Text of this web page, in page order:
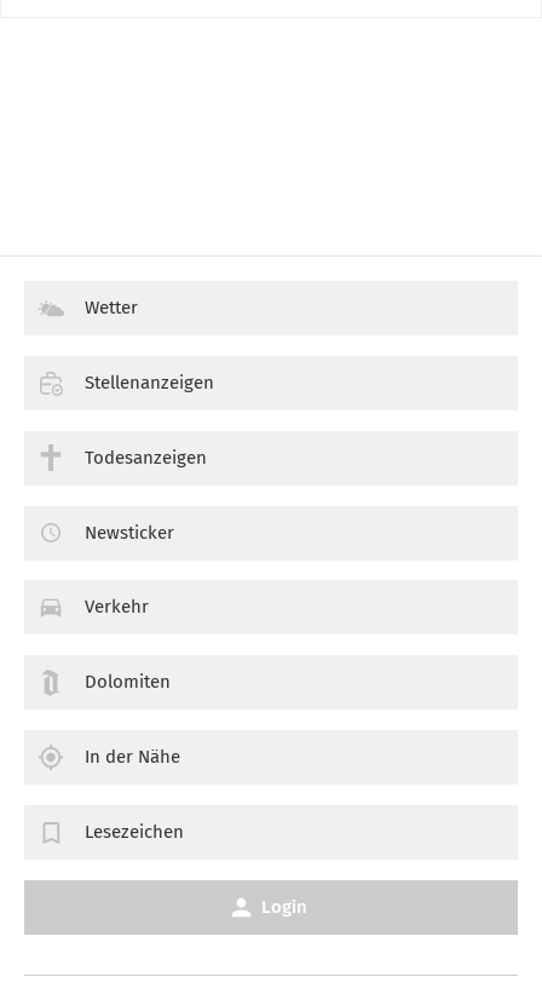
Wetter
Stellenanzeigen
Todesanzeigen
Newsticker
Verkehr
Dolomiten
In der Nähe
Lesezeichen
Login